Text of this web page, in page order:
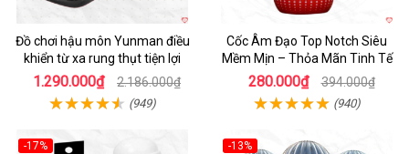
Đồ chơi hậu môn Yunman điều
khiển từ xa rung thụt tiện lợi
1.290.000₫ 2.186.000₫
(949)
Cốc Âm Đạo Top Notch Siêu
Mềm Mịn – Thỏa Mãn Tinh Tế
280.000₫ 394.000₫
(940)
-17%
-13%